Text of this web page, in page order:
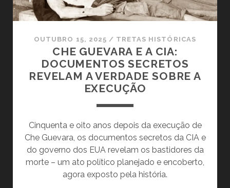
OUTUBRO 15, 2025 / TRETAS HISTÓRICAS
CHE GUEVARA E A CIA:
DOCUMENTOS SECRETOS
REVELAM A VERDADE SOBRE A
EXECUÇÃO
Cinquenta e oito anos depois da execução de
Che Guevara, os documentos secretos da CIA e
do governo dos EUA revelam os bastidores da
morte – um ato político planejado e encoberto,
agora exposto pela história.